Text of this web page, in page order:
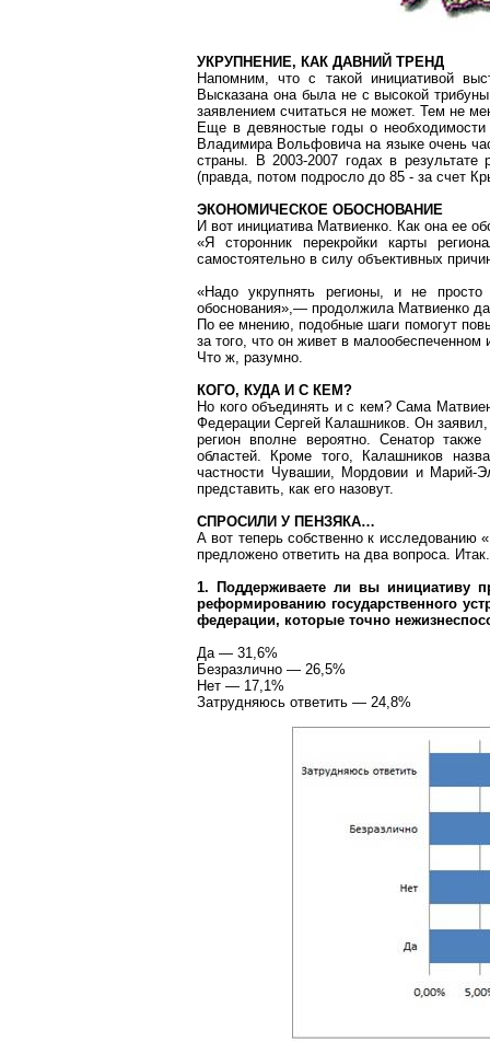
УКРУПНЕНИЕ, КАК ДАВНИЙ ТРЕНД
Напомним, что с такой инициативой
Высказана она была не с высокой
заявлением считаться не может. Тем не
Еще в девяностые годы о
Владимира Вольфовича на языкеочень
страны. В 2003-2007 годах в
(правда, потом подросло до 85 - за счет
ЭКОНОМИЧЕСКОЕ ОБОСНОВАНИЕ
И вот инициатива Матвиенко. Как она ее
«Я сторонник перекройки карты
самостоятельно в силу объективных
«Надо укрупнять регионы, и не
обоснования»,— продолжила Матвиенко
По ее мнению, подобные шаги помогут
за того, что он живет в малообеспеченном
Что ж, разумно.
КОГО, КУДА И С КЕМ?
Но кого объединять и с кем? Сама
Федерации Сергей Калашников. Он
регион вполне вероятно. Сенатор
областей. Кроме того, Калашников
частности Чувашии, Мордовии и Марий-
представить, как его назовут.
СПРОСИЛИ У ПЕНЗЯКА…
А вот теперь собственно к исследованию
предложено ответить на два вопроса. Итак.
1. Поддерживаете ли вы инициативу
реформированию государственного
федерации, которые точно
Да — 31,6%
Безразлично — 26,5%
Нет — 17,1%
Затрудняюсь ответить — 24,8%